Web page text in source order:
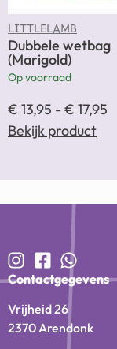
LITTLELAMB
Dubbele wetbag
(Marigold)
Op voorraad
€ 13,95 - € 17,95
Bekijk product
Contactgegevens
Vrijheid 26
2370 Arendonk